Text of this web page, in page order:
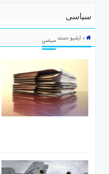
استرالیا
درباره
سیاسی
» آرشیو دسته:سیاسی